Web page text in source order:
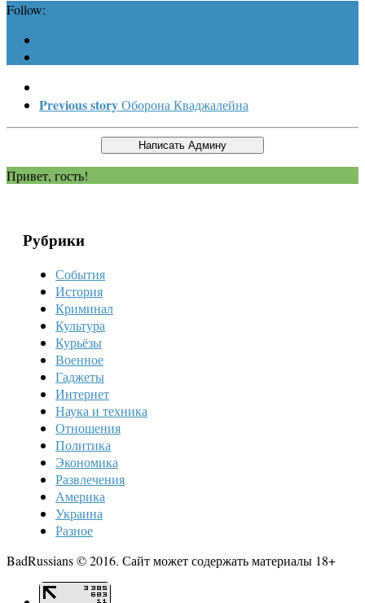
Follow:
Previous storyОборона Кваджалейна
Привет, гость!
Рубрики
События
История
Криминал
Культура
Курьёзы
Военное
Гаджеты
Интернет
Наука и техника
Отношения
Политика
Экономика
Развлечения
Америка
Украина
Разное
BadRussians © 2016. Сайт может содержать материалы 18+